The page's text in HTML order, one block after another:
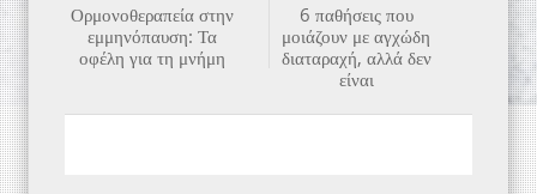
6 παθήσεις που
μοιάζουν με αγχώδη
διαταραχή, αλλά δεν
είναι
Ορμονοθεραπεία στην
εμμηνόπαυση: Τα
οφέλη για τη μνήμη